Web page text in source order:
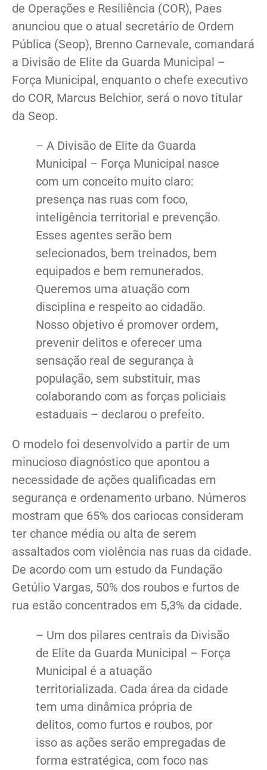
de Operações e Resiliência (COR), Paes
anunciou que o atual secretário de Ordem
Pública (Seop), Brenno Carnevale, comandará
a Divisão de Elite da Guarda Municipal –
Força Municipal, enquanto o chefe executivo
do COR, Marcus Belchior, será o novo titular
da Seop.
– A Divisão de Elite da Guarda
Municipal – Força Municipal nasce
com um conceito muito claro:
presença nas ruas com foco,
inteligência territorial e prevenção.
Esses agentes serão bem
selecionados, bem treinados, bem
equipados e bem remunerados.
Queremos uma atuação com
disciplina e respeito ao cidadão.
Nosso objetivo é promover ordem,
prevenir delitos e oferecer uma
sensação real de segurança à
população, sem substituir, mas
colaborando com as forças policiais
estaduais – declarou o prefeito.
O modelo foi desenvolvido a partir de um
minucioso diagnóstico que apontou a
necessidade de ações qualificadas em
segurança e ordenamento urbano. Números
mostram que 65% dos cariocas consideram
ter chance média ou alta de serem
assaltados com violência nas ruas da cidade.
De acordo com um estudo da Fundação
Getúlio Vargas, 50% dos roubos e furtos de
rua estão concentrados em 5,3% da cidade.
– Um dos pilares centrais da Divisão
de Elite da Guarda Municipal – Força
Municipal é a atuação
territorializada. Cada área da cidade
tem uma dinâmica própria de
delitos, como furtos e roubos, por
isso as ações serão empregadas de
forma estratégica, com foco nas